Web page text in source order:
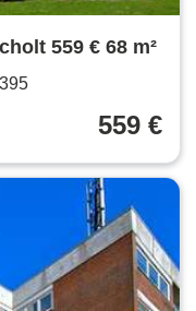
559 € 68 m²
559 €